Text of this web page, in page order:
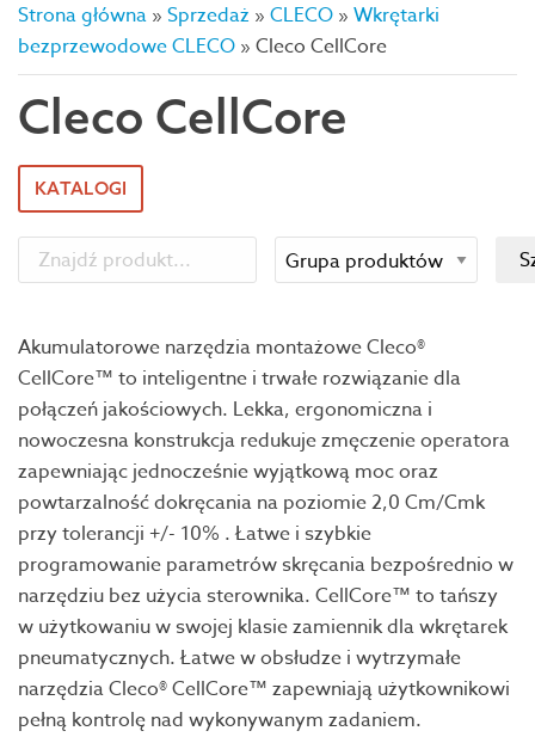
Strona główna » Sprzedaż » CLECO » Wkrętarki
bezprzewodowe CLECO » Cleco CellCore
Cleco CellCore
KATALOGI
Akumulatorowe narzędzia montażowe Cleco®
CellCore™ to inteligentne i trwałe rozwiązanie dla
połączeń jakościowych. Lekka, ergonomiczna i
nowoczesna konstrukcja redukuje zmęczenie operatora
zapewniając jednocześnie wyjątkową moc oraz
powtarzalność dokręcania na poziomie 2,0 Cm/Cmk
przy tolerancji +/- 10% . Łatwe i szybkie
programowanie parametrów skręcania bezpośrednio w
narzędziu bez użycia sterownika. CellCore™ to tańszy
w użytkowaniu w swojej klasie zamiennik dla wkrętarek
pneumatycznych. Łatwe w obsłudze i wytrzymałe
narzędzia Cleco® CellCore™ zapewniają użytkownikowi
pełną kontrolę nad wykonywanym zadaniem.